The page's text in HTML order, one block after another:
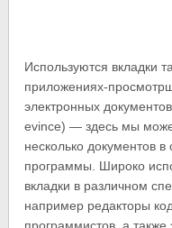
Используются вкладки
приложениях-
электронных
evince) — здесь мы
несколько документов
программы. Широко
вкладки в различном
например редакторы